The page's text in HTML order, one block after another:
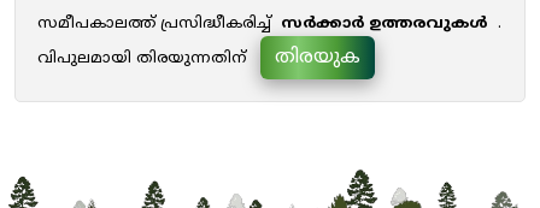
സമീപകാലത്ത് പ്രസിദ്ധീകരിച്ച് സർക്കാർ ഉത്തരവുകൾ .
വിപുലമായി തിരയുന്നതിന്
തിരയുക